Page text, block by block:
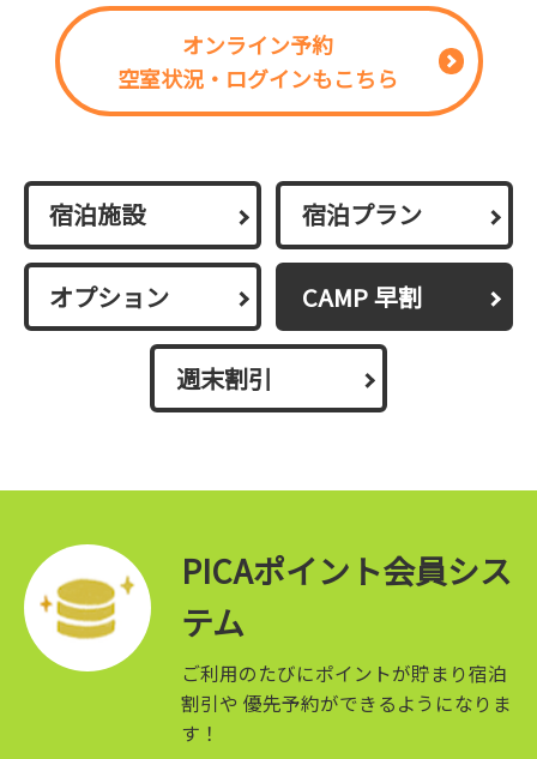
オンライン予約
空室状況・ログインもこちら
宿泊施設 宿泊プラン
オプション CAMP 早割
週末割引
PICAポイント会員シス
テム
ご利用のたびにポイントが貯まり宿泊
割引や 優先予約ができるようになりま
す！